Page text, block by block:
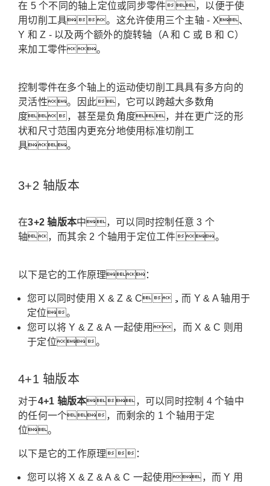
在 5 个不同的轴上定位或同步零件，以便于使
用切削工具。 这允许使用三个主轴 - X、
Y 和 Z - 以及两个额外的旋转轴（A 和 C 或 B 和 C）
来加工零件。
控制零件在多个轴上的运动使切削工具具有多方向的
灵活性。
因此，它可以跨越大多数角
度，甚至是负角度，并在更广泛的形
状和尺寸范围内更充分地使用标准切削工
具。
3+2 轴版本
在3+2 轴版本中，可以同时控制任意 3 个
轴，而其余 2 个轴用于定位工件。
以下是它的工作原理：
您可以同时使用 X & Z & C，而 Y & A 轴用于
定位。
您可以将 Y & Z & A 一起使用，而 X & C 则用
于定位。
4+1 轴版本
对于4+1 轴版本，可以同时控制 4 个轴中
的任何一个，而剩余的 1 个轴用于定
位。
以下是它的工作原理：
您可以将 X & Z & A & C 一起使用，而 Y 用